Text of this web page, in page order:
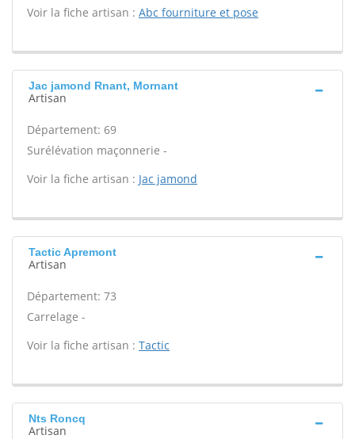
Voir la fiche artisan : Abc fourniture et pose
Jac jamond Rnant, Mornant
Artisan
Département: 69
Surélévation maçonnerie -
Voir la fiche artisan : Jac jamond
Tactic Apremont
Artisan
Département: 73
Carrelage -
Voir la fiche artisan : Tactic
Nts Roncq
Artisan